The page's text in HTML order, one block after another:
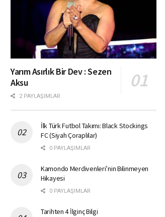
Yarım Asırlık Bir Dev : Sezen
Aksu
2 PAYLAŞIMLAR
İlk Türk Futbol Takımı: Black Stockings
FC (Siyah Çoraplılar)
0 PAYLAŞIMLAR
Kamondo Merdivenleri’nin Bilinmeyen
Hikayesi
0 PAYLAŞIMLAR
Tarihten 4 İlginç Bilgi